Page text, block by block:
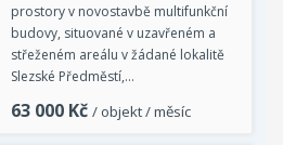
prostory v novostavbě multifunkční
budovy, situované v uzavřeném a
střeženém areálu v žádané lokalitě
Slezské Předměstí,…
63 000 Kč / objekt / měsíc